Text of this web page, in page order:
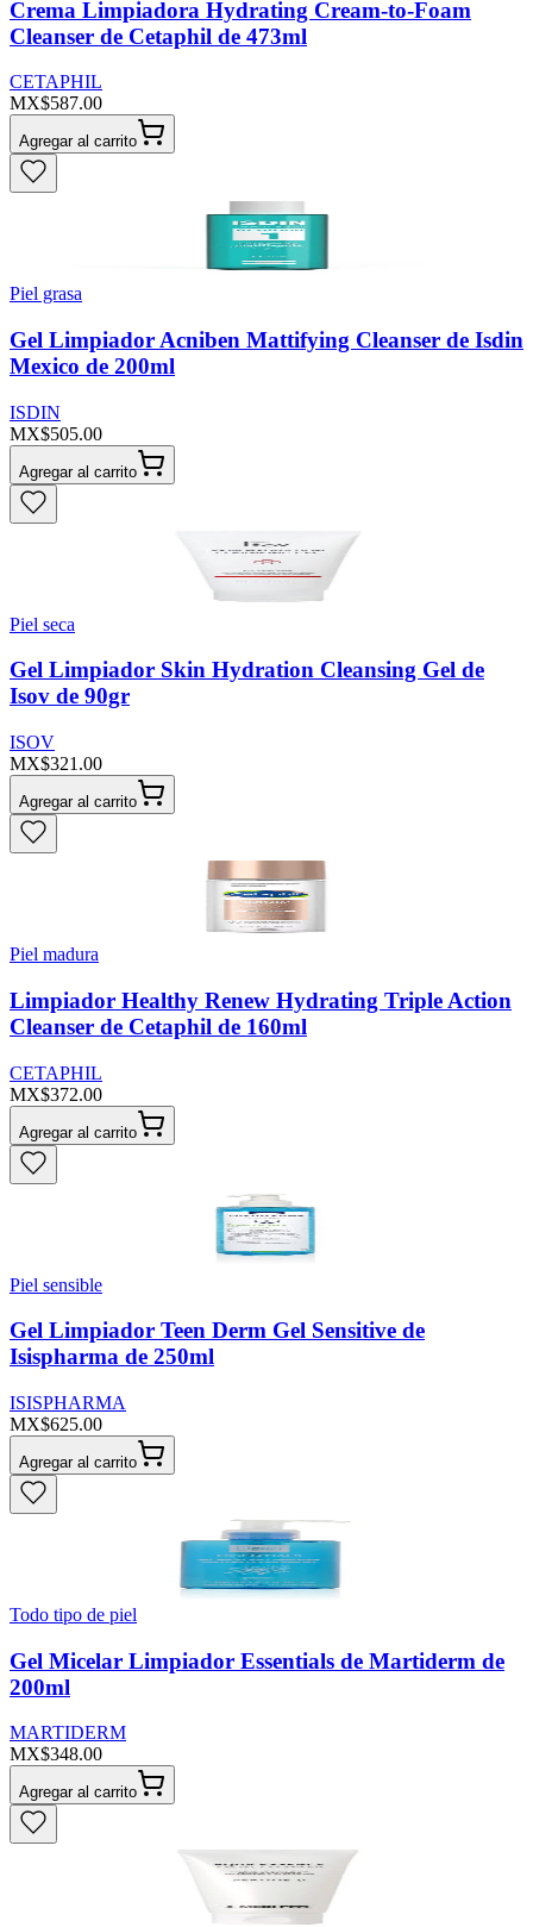
Crema Limpiadora Hydrating Cream-to-Foam
Cleanser de Cetaphil de 473ml
CETAPHIL
MX$587.00
Agregar al carrito
Piel grasa
Gel Limpiador Acniben Mattifying Cleanser de Isdin
Mexico de 200ml
ISDIN
MX$505.00
Agregar al carrito
Piel seca
Gel Limpiador Skin Hydration Cleansing Gel de
Isov de 90gr
ISOV
MX$321.00
Agregar al carrito
Piel madura
Limpiador Healthy Renew Hydrating Triple Action
Cleanser de Cetaphil de 160ml
CETAPHIL
MX$372.00
Agregar al carrito
Piel sensible
Gel Limpiador Teen Derm Gel Sensitive de
Isispharma de 250ml
ISISPHARMA
MX$625.00
Agregar al carrito
Todo tipo de piel
Gel Micelar Limpiador Essentials de Martiderm de
200ml
MARTIDERM
MX$348.00
Agregar al carrito